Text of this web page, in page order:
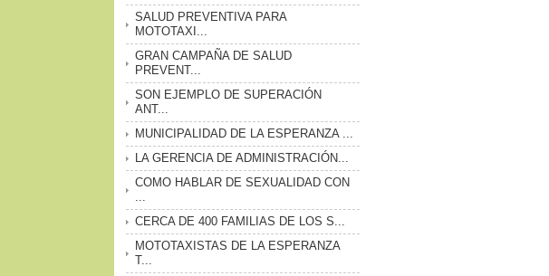
SALUD PREVENTIVA PARA
MOTOTAXI...
GRAN CAMPAÑA DE SALUD
PREVENT...
SON EJEMPLO DE SUPERACIÓN
ANT...
MUNICIPALIDAD DE LA ESPERANZA ...
LA GERENCIA DE ADMINISTRACIÓN...
COMO HABLAR DE SEXUALIDAD CON
CERCA DE 400 FAMILIAS DE LOS S...
MOTOTAXISTAS DE LA ESPERANZA
T...